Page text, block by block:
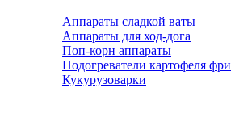
Аппараты сладкой ваты
Аппараты для ход-дога
Поп-корн аппараты
Подогреватели картофеля фри
Кукурузоварки